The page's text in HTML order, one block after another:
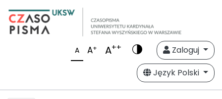
A A+ A++
Zaloguj
Język Polski